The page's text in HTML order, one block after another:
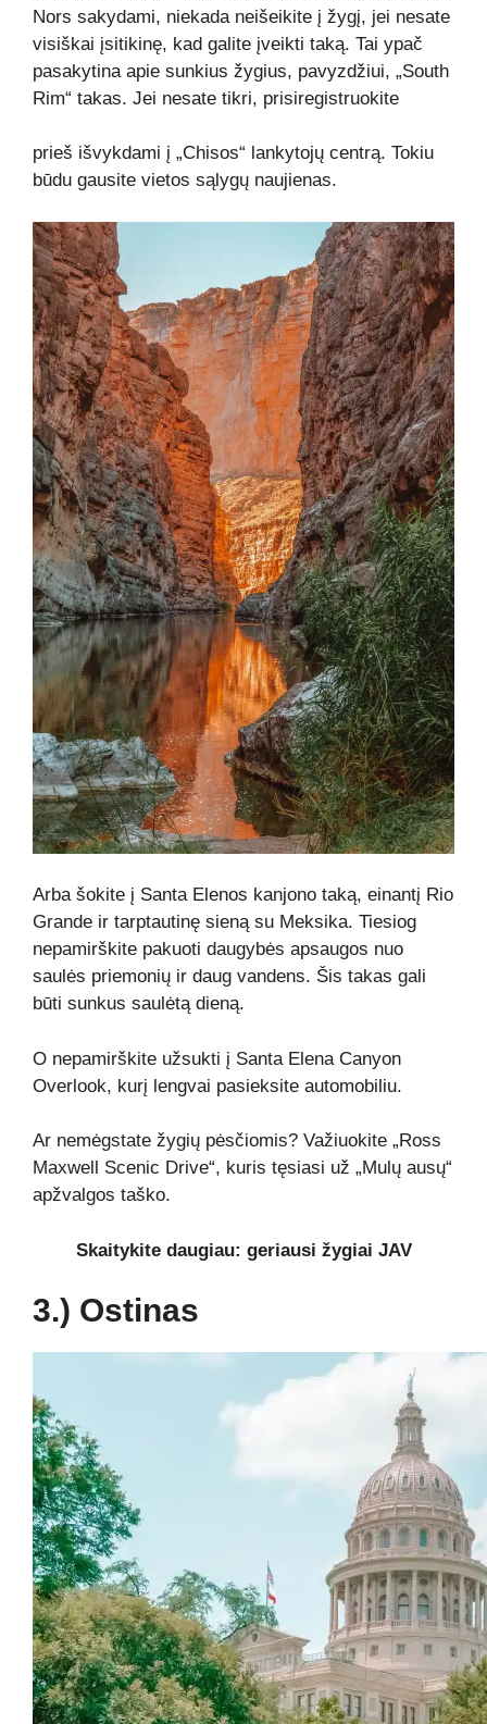
Nors sakydami, niekada neišeikite į žygį, jei nesate
visiškai įsitikinę, kad galite įveikti taką. Tai ypač
pasakytina apie sunkius žygius, pavyzdžiui, „South
Rim“ takas. Jei nesate tikri, prisiregistruokite
prieš išvykdami į „Chisos“ lankytojų centrą. Tokiu
būdu gausite vietos sąlygų naujienas.
Arba šokite į Santa Elenos kanjono taką, einantį Rio
Grande ir tarptautinę sieną su Meksika. Tiesiog
nepamirškite pakuoti daugybės apsaugos nuo
saulės priemonių ir daug vandens. Šis takas gali
būti sunkus saulėtą dieną.
O nepamirškite užsukti į Santa Elena Canyon
Overlook, kurį lengvai pasieksite automobiliu.
Ar nemėgstate žygių pėsčiomis? Važiuokite „Ross
Maxwell Scenic Drive“, kuris tęsiasi už „Mulų ausų“
apžvalgos taško.
Skaitykite daugiau: geriausi žygiai JAV
3.) Ostinas